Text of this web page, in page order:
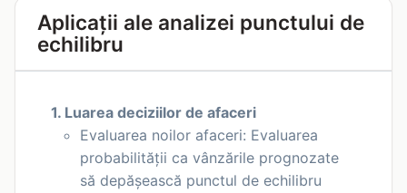
Aplicații ale analizei punctului de
echilibru
1. Luarea deciziilor de afaceri
Evaluarea noilor afaceri: Evaluarea
probabilității ca vânzările prognozate
să depășească punctul de echilibru